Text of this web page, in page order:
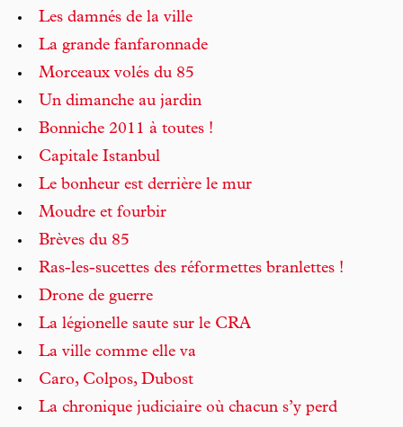
Les damnés de la ville
La grande fanfaronnade
Morceaux volés du 85
Un dimanche au jardin
Bonniche 2011 à toutes !
Capitale Istanbul
Le bonheur est derrière le mur
Moudre et fourbir
Brèves du 85
Ras-les-sucettes des réformettes branlettes !
Drone de guerre
La légionelle saute sur le CRA
La ville comme elle va
Caro, Colpos, Dubost
La chronique judiciaire où chacun s’y perd